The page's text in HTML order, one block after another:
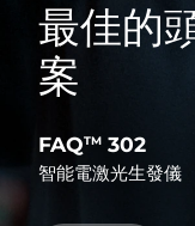
最佳的
案
FAQTM 302
智能電激光生發儀